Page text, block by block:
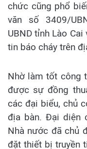
chức cũng phổ
văn số 3409/
UBND tỉnh Lào
tin báo cháy trên
Nhờ làm tốt công
được sự đồng
các đại biểu, chủ
địa bàn. Đại diện
Nhà nước đã chủ
đặt thiết bị truyền